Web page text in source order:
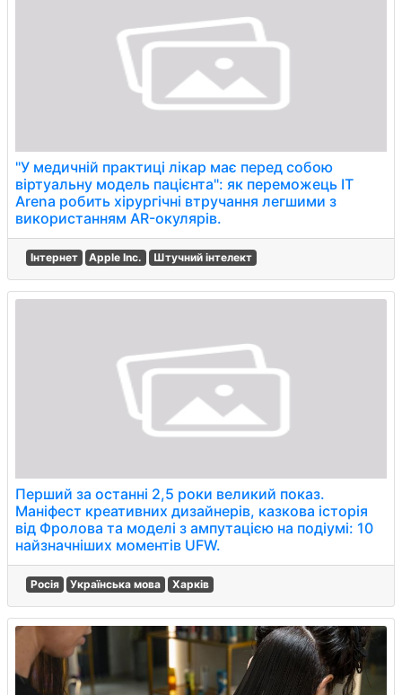
"У медичній практиці лікар має перед собою
віртуальну модель пацієнта": як переможець IT
Arena робить хірургічні втручання легшими з
використанням AR-окулярів.
Інтернет Apple Inc. Штучний інтелект
Перший за останні 2,5 роки великий показ.
Маніфест креативних дизайнерів, казкова історія
від Фролова та моделі з ампутацією на подіумі: 10
найзначніших моментів UFW.
Росія Українська мова Харків